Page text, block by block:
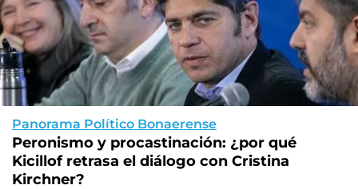
Panorama Político Bonaerense
Peronismo y procastinación: ¿por qué
Kicillof retrasa el diálogo con Cristina
Kirchner?